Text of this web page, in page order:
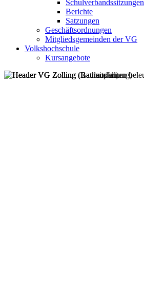
Schulverbandssitzungen
Berichte
Satzungen
Geschäftsordnungen
Mitgliedsgemeinden der VG
Volkshochschule
Kursangebote